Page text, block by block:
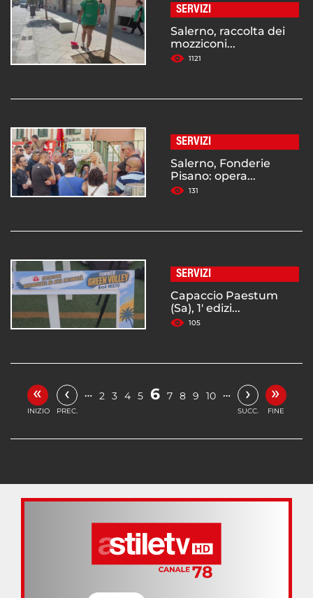
SERVIZI
Salerno, raccolta dei
mozziconi...
1121
SERVIZI
Salerno, Fonderie
Pisano: opera...
131
SERVIZI
Capaccio Paestum
(Sa), 1' edizi...
105
«
INIZIO
‹
PREC.
… 2 3 4 5 6 7 8 9 10 … ›
SUCC.
»
FINE